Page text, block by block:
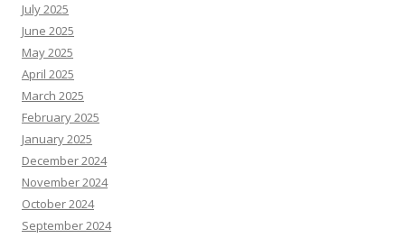
July 2025
June 2025
May 2025
April 2025
March 2025
February 2025
January 2025
December 2024
November 2024
October 2024
September 2024